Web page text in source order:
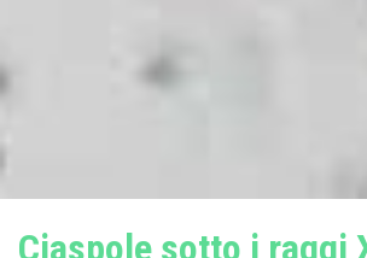
Ciaspole sotto i raggi